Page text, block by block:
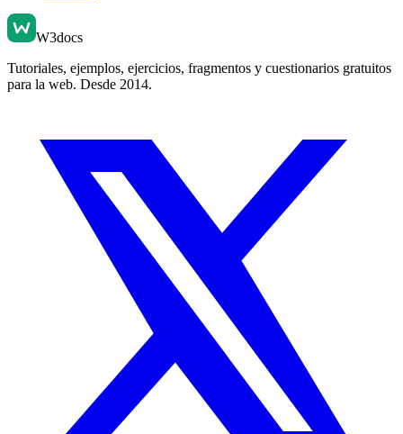
W3docs
Tutoriales, ejemplos, ejercicios, fragmentos y cuestionarios gratuitos
para la web. Desde 2014.